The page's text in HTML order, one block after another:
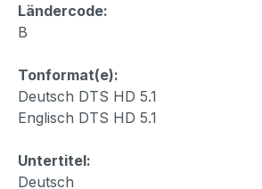
Ländercode:
B
Tonformat(e):
Deutsch DTS HD 5.1
Englisch DTS HD 5.1
Untertitel:
Deutsch